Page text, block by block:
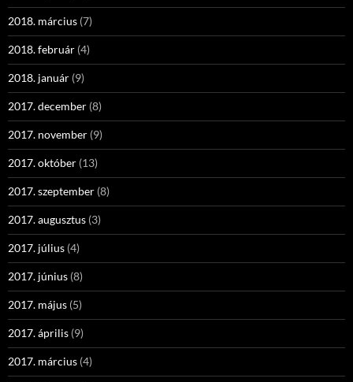
2018. március (7)
2018. február (4)
2018. január (9)
2017. december (8)
2017. november (9)
2017. október (13)
2017. szeptember (8)
2017. augusztus (3)
2017. július (4)
2017. június (8)
2017. május (5)
2017. április (9)
2017. március (4)